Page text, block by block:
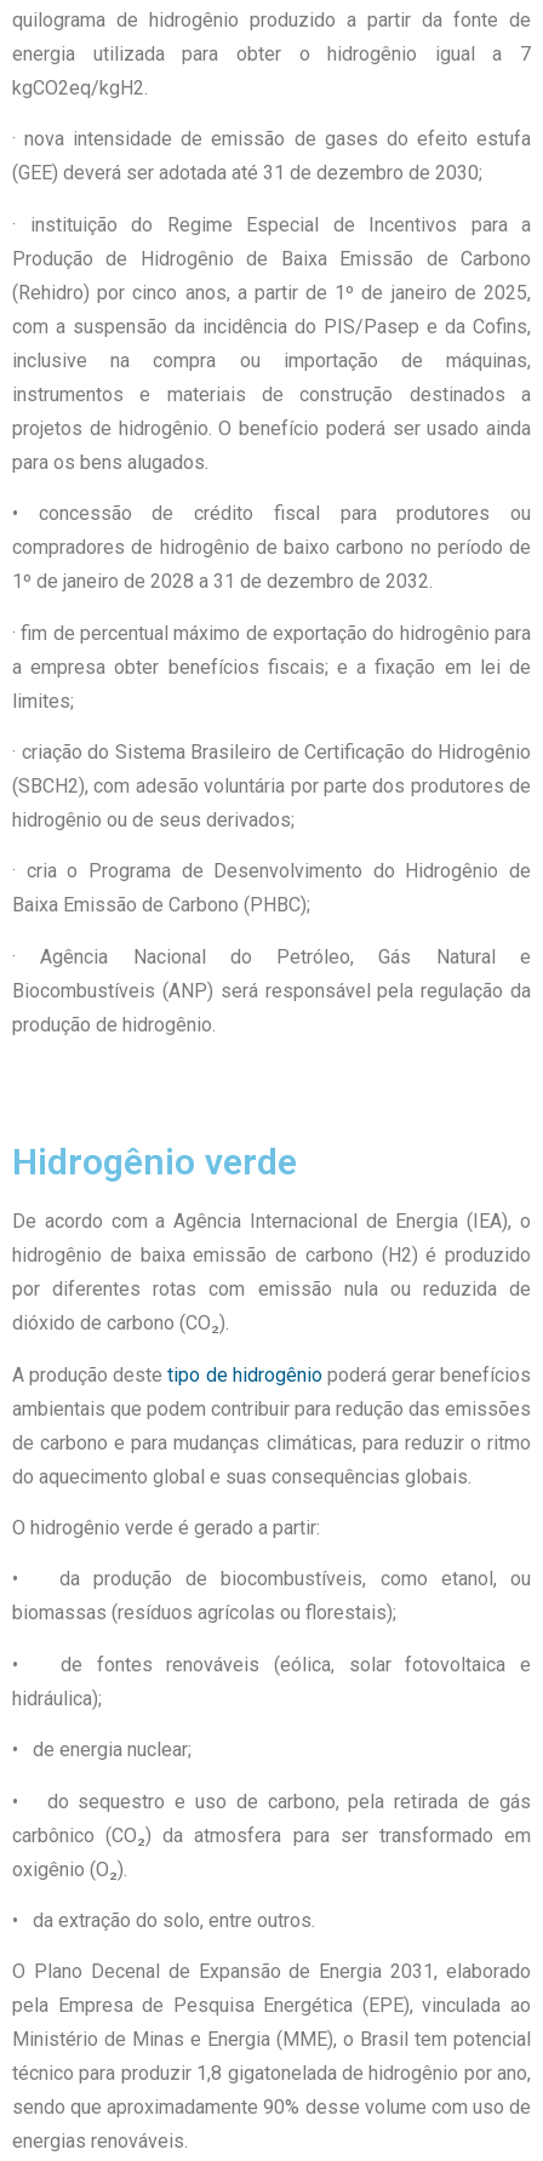
quilograma de hidrogênio produzido a partir da fonte de
energia utilizada para obter o hidrogênio igual a 7
kgCO2eq/kgH2.
· nova intensidade de emissão de gases do efeito estufa
(GEE) deverá ser adotada até 31 de dezembro de 2030;
· instituição do Regime Especial de Incentivos para a
Produção de Hidrogênio de Baixa Emissão de Carbono
(Rehidro) por cinco anos, a partir de 1º de janeiro de 2025,
com a suspensão da incidência do PIS/Pasep e da Cofins,
inclusive na compra ou importação de máquinas,
instrumentos e materiais de construção destinados a
projetos de hidrogênio. O benefício poderá ser usado ainda
para os bens alugados.
• concessão de crédito fiscal para produtores ou
compradores de hidrogênio de baixo carbono no período de
1º de janeiro de 2028 a 31 de dezembro de 2032.
· fim de percentual máximo de exportação do hidrogênio para
a empresa obter benefícios fiscais; e a fixação em lei de
limites;
· criação do Sistema Brasileiro de Certificação do Hidrogênio
(SBCH2), com adesão voluntária por parte dos produtores de
hidrogênio ou de seus derivados;
· cria o Programa de Desenvolvimento do Hidrogênio de
Baixa Emissão de Carbono (PHBC);
· Agência Nacional do Petróleo, Gás Natural e
Biocombustíveis (ANP) será responsável pela regulação da
produção de hidrogênio.
Hidrogênio verde
De acordo com a Agência Internacional de Energia (IEA), o
hidrogênio de baixa emissão de carbono (H2) é produzido
por diferentes rotas com emissão nula ou reduzida de
dióxido de carbono (CO₂).
A produção destetipo de hidrogêniopoderá gerar benefícios
ambientais que podem contribuir para redução das emissões
de carbono e para mudanças climáticas, para reduzir o ritmo
do aquecimento global e suas consequências globais.
O hidrogênio verde é gerado a partir:
• da produção de biocombustíveis, como etanol, ou
biomassas (resíduos agrícolas ou florestais);
• de fontes renováveis (eólica, solar fotovoltaica e
hidráulica);
• de energia nuclear;
• do sequestro e uso de carbono, pela retirada de gás
carbônico (CO₂) da atmosfera para ser transformado em
oxigênio (O₂).
• da extração do solo, entre outros.
O Plano Decenal de Expansão de Energia 2031, elaborado
pela Empresa de Pesquisa Energética (EPE), vinculada ao
Ministério de Minas e Energia (MME), o Brasil tem potencial
técnico para produzir 1,8 gigatonelada de hidrogênio por ano,
sendo que aproximadamente 90% desse volume com uso de
energias renováveis.